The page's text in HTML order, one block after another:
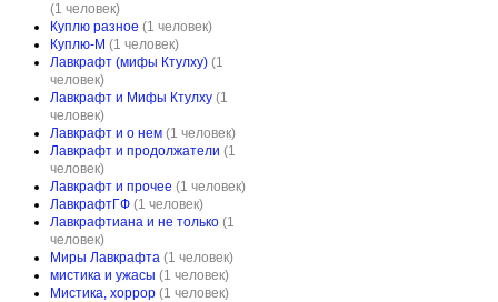
(1 человек)
Куплю разное (1 человек)
Куплю-М (1 человек)
Лавкрафт (мифы Ктулху) (1
человек)
Лавкрафт и Мифы Ктулху (1
человек)
Лавкрафт и о нем (1 человек)
Лавкрафт и продолжатели (1
человек)
Лавкрафт и прочее (1 человек)
ЛавкрафтГФ (1 человек)
Лавкрафтиана и не только (1
человек)
Миры Лавкрафта (1 человек)
мистика и ужасы (1 человек)
Мистика, хоррор (1 человек)